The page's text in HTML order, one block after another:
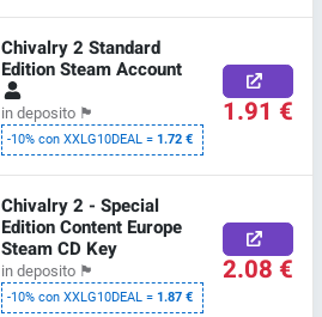
Chivalry 2 Standard
Edition Steam Account
in deposito 🏴
-10% con XXLG10DEAL =1.72 €
1.91 €
Chivalry 2 - Special
Edition Content Europe
Steam CD Key
in deposito 🏴
-10% con XXLG10DEAL =1.87 €
2.08 €